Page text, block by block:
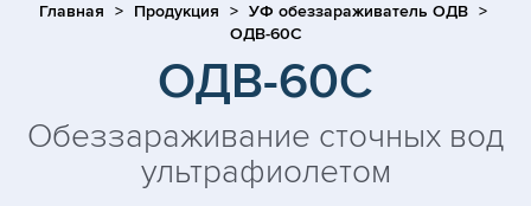
Главная Продукция
УФ обеззараживатель ОДВ
ОДВ-60С
ОДВ-60С
Обеззараживание сточных вод
ультрафиолетом